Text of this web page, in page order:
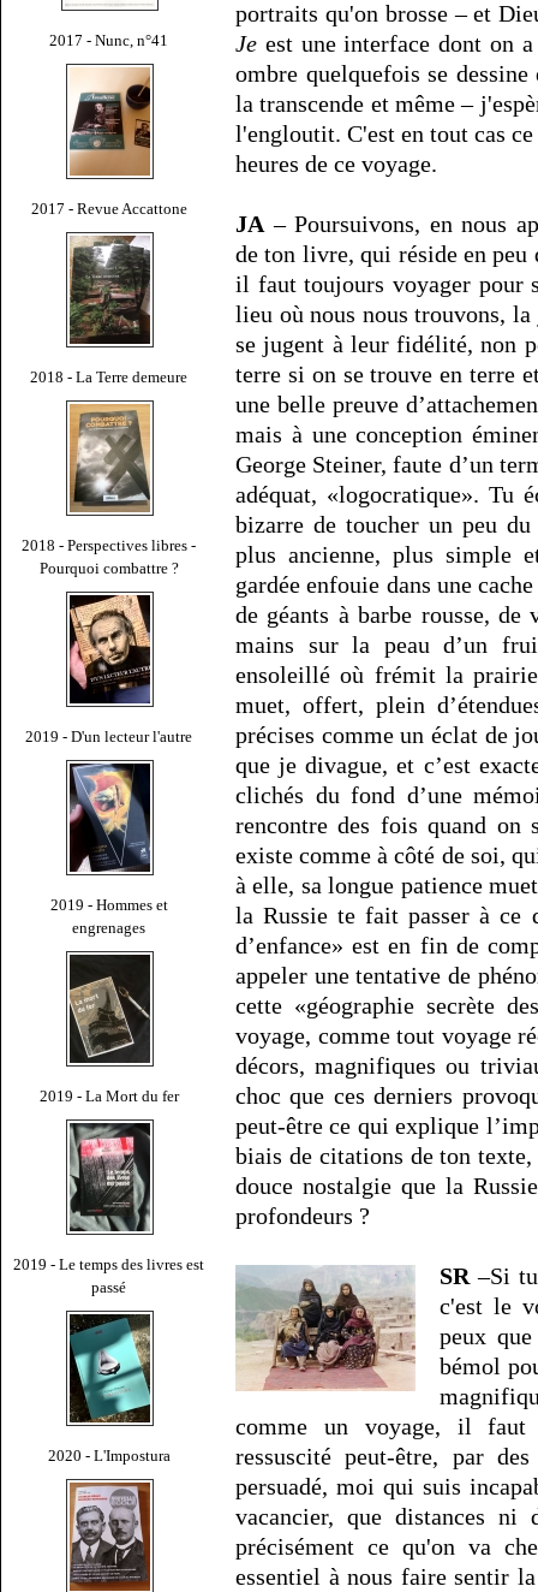
2017 - Nunc, n°41
2017 - Revue Accattone
2018 - La Terre demeure
2018 - Perspectives libres -
Pourquoi combattre ?
2019 - D'un lecteur l'autre
2019 - Hommes et
engrenages
2019 - La Mort du fer
2019 - Le temps des livres est
passé
2020 - L'Impostura
portraits qu'on brosse – et
Je est une interface dont on
ombre quelquefois se
la transcende et même –
l'engloutit. C'est en tout cas
heures de ce voyage.
JA – Poursuivons, en nous
de ton livre, qui réside en
il faut toujours voyager pour
lieu où nous nous trouvons, la
se jugent à leur fidélité, non
terre si on se trouve en terre
une belle preuve
mais à une conception
George Steiner, faute d’un
adéquat, «logocratique». Tu
bizarre de toucher un peu
plus ancienne, plus simple
gardée enfouie dans une
de géants à barbe rousse,
mains sur la peau d’un
ensoleillé où frémit la
muet, offert, plein
précises comme un éclat de
que je divague, et c’est
clichés du fond d’une
rencontre des fois quand on
existe comme à côté de soi,
à elle, sa longue patience
la Russie te fait passer à ce
d’enfance» est en fin de
appeler une tentative de
cette «géographie secrète
voyage, comme tout voyage
décors, magnifiques ou
choc que ces derniers
peut-être ce qui explique
biais de citations de ton
douce nostalgie que la
profondeurs ?
SR –Si
c'est le
peux
bémol
comme un voyage, il faut
ressuscité peut-être, par
persuadé, moi qui suis
vacancier, que distances ni
précisément ce qu'on va
essentiel à nous faire sentir